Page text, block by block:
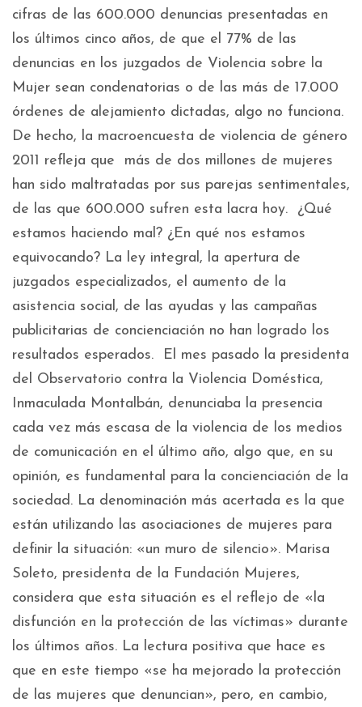
cifras de las 600.000 denuncias presentadas en
los últimos cinco años, de que el 77% de las
denuncias en los juzgados de Violencia sobre la
Mujer sean condenatorias o de las más de 17.000
órdenes de alejamiento dictadas, algo no funciona.
De hecho, la macroencuesta de violencia de género
2011 refleja que más de dos millones de mujeres
han sido maltratadas por sus parejas sentimentales,
de las que 600.000 sufren esta lacra hoy. ¿Qué
estamos haciendo mal? ¿En qué nos estamos
equivocando? La ley integral, la apertura de
juzgados especializados, el aumento de la
asistencia social, de las ayudas y las campañas
publicitarias de concienciación no han logrado los
resultados esperados. El mes pasado la presidenta
del Observatorio contra la Violencia Doméstica,
Inmaculada Montalbán, denunciaba la presencia
cada vez más escasa de la violencia de los medios
de comunicación en el último año, algo que, en su
opinión, es fundamental para la concienciación de la
sociedad. La denominación más acertada es la que
están utilizando las asociaciones de mujeres para
definir la situación: «un muro de silencio». Marisa
Soleto, presidenta de la Fundación Mujeres,
considera que esta situación es el reflejo de «la
disfunción en la protección de las víctimas» durante
los últimos años. La lectura positiva que hace es
que en este tiempo «se ha mejorado la protección
de las mujeres que denuncian», pero, en cambio,